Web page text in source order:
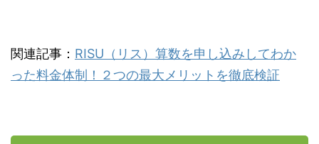
関連記事： RISU（リス）算数を申し込みしてわか
った料金体制！２つの最大メリットを徹底検証